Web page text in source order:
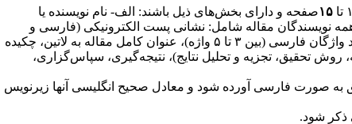
۱۵صفحه و دارای بخش‌های ذیل باشند: الف- نام نویسنده یا
نویسندگان مقاله شامل: نشانی پست الکترونیکی (فارسی و
واژه تجاوز نکند) مقاله به فارسی، چکیده فارسی، کلید واژگان فارسی (بین ۳ تا ۵ واژه)، عنوان کامل مقاله به لاتین، چکیده
بدنه مقاله (شامل شرح مسئله، روش تحقیق، تجزیه و تحلیل نتایج)، نتیجه‌گیری، سپاس‌گزاری،
به صورت فارسی آورده شود و معادل صحیح انگلیسی آنها زیرنویس